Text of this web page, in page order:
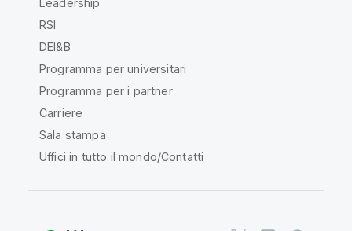
Leadership
RSI
DEI&B
Programma per universitari
Programma per i partner
Carriere
Sala stampa
Uffici in tutto il mondo/Contatti